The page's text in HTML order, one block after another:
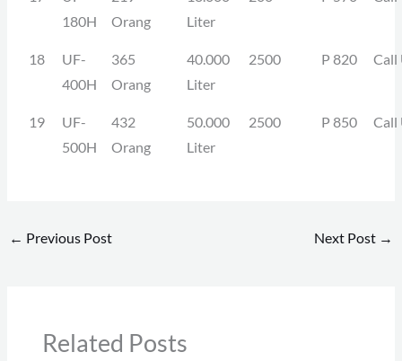
180H
Orang
Liter
18
UF-
400H
365
Orang
40.000
Liter
2500 P 820 Call
19
UF-
500H
432
Orang
50.000
Liter
2500 P 850 Call
← Previous Post Next Post →
Related Posts